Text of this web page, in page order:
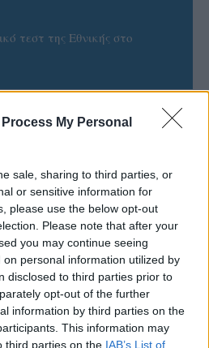
My Personal
sale, sharing to third parties, or
or sensitive information for
please use the below opt-out
Please note that after your
you may continue seeing
personal information utilized by
disclosed to third parties prior to
opt-out of the further
information by third parties on the
This information may
third parties on the IAB’s List of
τεστ της Εθνικής στο
ΠΕΝΥ ΡΟΝΤΟΓΙΑΝΝΗ
Από την Περούτζια του 2000
στο σήμερα: Tο τρίτο
ευρωπαϊκό ραντεβού του
Παναθηναϊκού με την
ιστορία